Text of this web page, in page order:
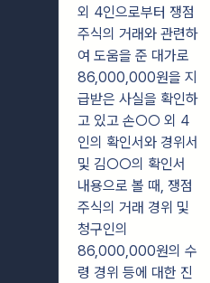
외 4인으로부터 쟁점
주식의 거래와 관련하
여 도움을 준 대가로
86,000,000원을 지
급받은 사실을 확인하
고 있고 손○○ 외 4
인의 확인서와 경위서
및 김○○의 확인서
내용으로 볼 때, 쟁점
주식의 거래 경위 및
청구인의
86,000,000원의 수
령 경위 등에 대한 진